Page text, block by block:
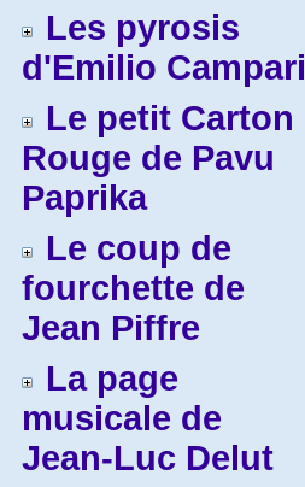
Les pyrosis
d'Emilio Campari
Le petit Carton
Rouge de Pavu
Paprika
Le coup de
fourchette de
Jean Piffre
La page
musicale de
Jean-Luc Delut